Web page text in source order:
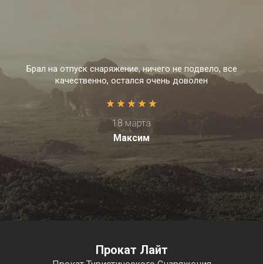
Брал на отпуск снаряжение, ничего не подвело, все
качественно, остался очень доволен
18 марта
Максим
Прокат Лайт